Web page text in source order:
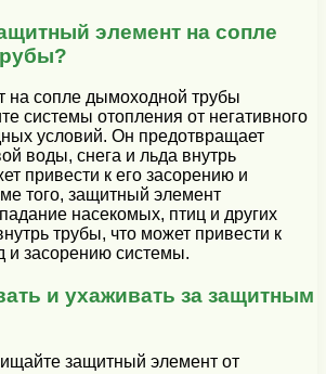
элемент на сопле
на сопле дымоходной трубы
системы отопления от негативного
условий. Он предотвращает
воды, снега и льда внутрь
привести к его засорению и
того, защитный элемент
насекомых, птиц и других
трубы, что может привести к
и засорению системы.
и ухаживать за защитным
защитный элемент от